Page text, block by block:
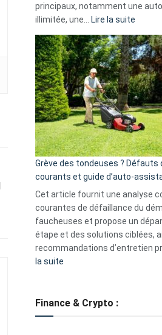
principaux, notamment une
illimitée, une…
Lire la suite
choisir
une
de
?
5
de
la
S330
eufy
Grève des tondeuses ? Défauts
courants et guide d’auto-
Cet article fournit une analyse
courantes de défaillance du
faucheuses et propose un
étape et des solutions ciblées,
recommandations d’entretien
la suite
tondeuses
Finance & Crypto :